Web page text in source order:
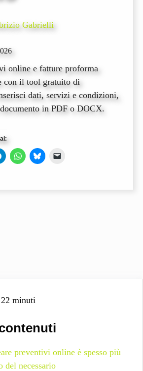
Gabrielli
online e fatture proforma
con il tool gratuito di
dati, servizi e condizioni,
in PDF o DOCX.
minuti
preventivi online è spesso più
del necessario